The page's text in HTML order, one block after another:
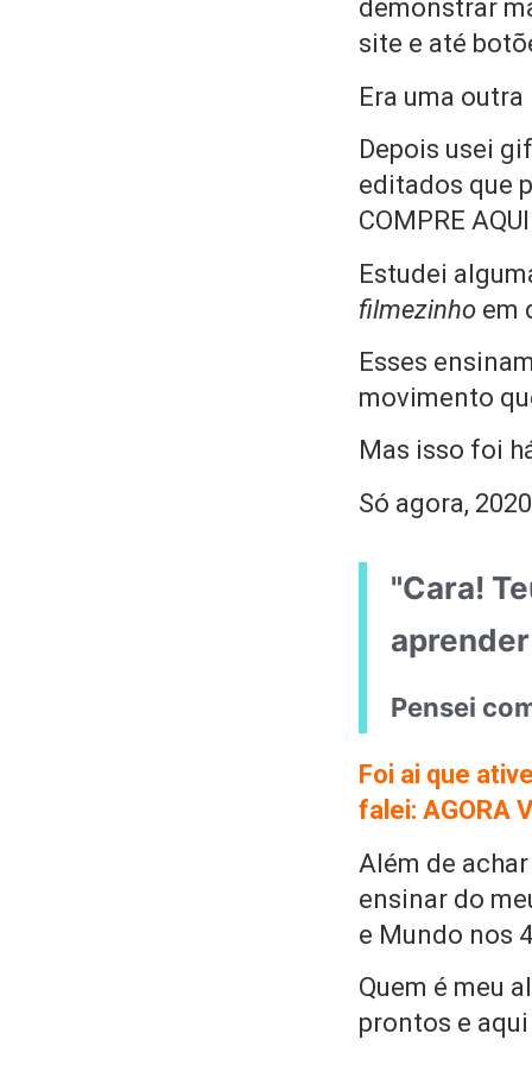
demonstrar
site e até
Era uma
Depois usei
editados que
COMPRE
Estudei
filmezinhoem
Esses
movimento
Mas isso foi
Só agora,
"Cara!
Pensei
Foi ai que
falei: AGORA
Além de
ensinar do
e Mundo nos
Quem é meu
prontos e